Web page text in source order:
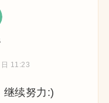
11:23
继续努力:)